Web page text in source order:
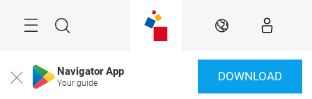
Suche DE
Close Navigator App
Your guide DOWNLOAD